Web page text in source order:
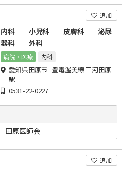
追加
内科 小児科 皮膚科 泌尿
器科 外科
病院・医療 内科
愛知県田原市 豊電渥美線 三河田原
駅
0531-22-0227
田原医師会
追加